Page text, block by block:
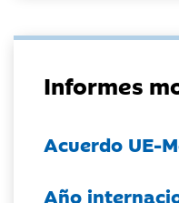
Informes
Acuerdo UE-
Año